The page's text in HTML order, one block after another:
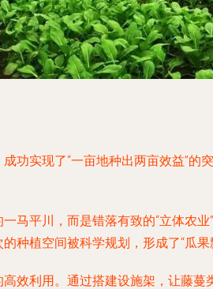
功实现了“一亩地种出两亩效益”
马平川，而是错落有致的“立体农
种植空间被科学规划，形成了“瓜果
效利用。通过搭建设施架，让藤